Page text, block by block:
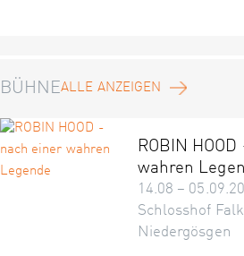
BÜHNEALLE ANZEIGEN
ROBIN
wahren
14.08 –
Schlosshof
Niedergösgen